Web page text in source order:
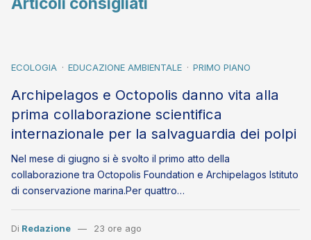
ECOLOGIA EDUCAZIONE AMBIENTALE PRIMO PIANO
Archipelagos e Octopolis danno vita alla
prima collaborazione scientifica
internazionale per la salvaguardia dei polpi
Nel mese di giugno si è svolto il primo atto della
collaborazione tra Octopolis Foundation e Archipelagos Istituto
di conservazione marina.Per quattro…
Di Redazione 23 ore ago